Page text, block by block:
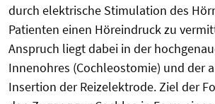
durch elektrische Stimulation des
Patienten einen Höreindruck zu
Anspruch liegt dabei in der
Innenohres (Cochleostomie) und der
Insertion der Reizelektrode. Ziel der